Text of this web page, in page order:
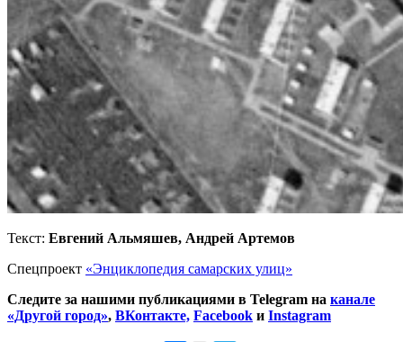
Текст: Евгений Альмяшев, Андрей Артемов
Спецпроект «Энциклопедия самарских улиц»
Следите за нашими публикациями в Telegram на канале
«Другой город», ВКонтакте, Facebook и Instagram